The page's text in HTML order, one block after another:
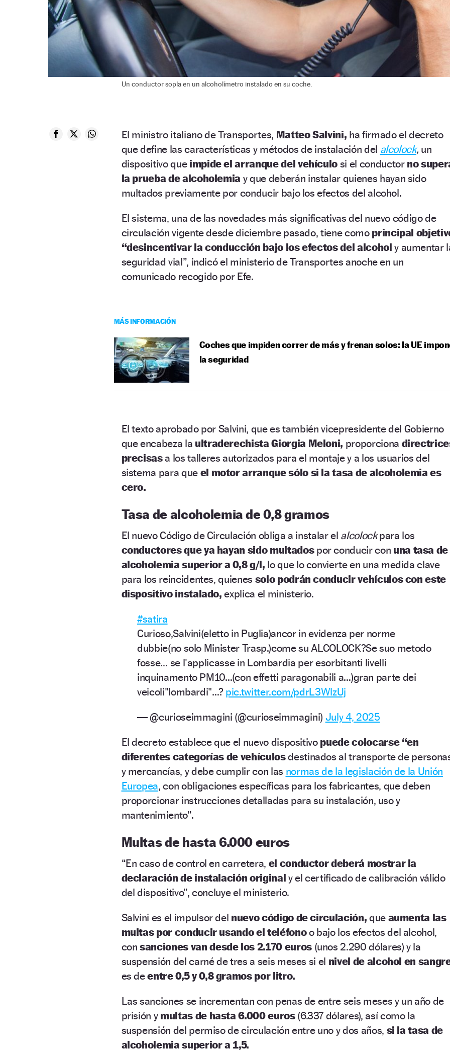
Un conductor sopla en un alcoholímetro instalado en su coche.
El ministro italiano de Transportes, Matteo Salvini, ha firmado el decreto
que define las características y métodos de instalación del alcolock, un
dispositivo que impide el arranque del vehículo si el conductor no
la prueba de alcoholemia y que deberán instalar quienes hayan sido
multados previamente por conducir bajo los efectos del alcohol.
El sistema, una de las novedades más significativas del nuevo código de
circulación vigente desde diciembre pasado, tiene como principal
“desincentivar la conducción bajo los efectos del alcoholy aumentar
seguridad vial”, indicó el ministerio de Transportes anoche en un
comunicado recogido por Efe.
MÁS INFORMACIÓN
Coches que impiden correr de más y frenan solos: la UE
la seguridad
El texto aprobado por Salvini, que es también vicepresidente del Gobierno
que encabeza la ultraderechista Giorgia Meloni, proporciona
precisasa los talleres autorizados para el montaje y a los usuarios del
sistema para que el motor arranque sólo si la tasa de alcoholemia es
cero.
Tasa de alcoholemia de 0,8 gramos
El nuevo Código de Circulación obliga a instalar el alcolockpara los
conductores que ya hayan sido multados por conducir con una tasa de
alcoholemia superior a 0,8 g/l, lo que lo convierte en una medida clave
para los reincidentes, quienes solo podrán conducir vehículos con este
dispositivo instalado, explica el ministerio.
#satira
Curioso,Salvini(eletto in Puglia)ancor in evidenza per norme
dubbie(no solo Minister Trasp.)come su ALCOLOCK?Se suo metodo
fosse… se l'applicasse in Lombardia per esorbitanti livelli
inquinamento PM10…(con effetti paragonabili a…)gran parte dei
veicoli"lombardi"…? pic.twitter.com/pdrL3WlzUj
— @curioseimmagini (@curioseimmagini) July 4, 2025
El decreto establece que el nuevo dispositivo puede colocarse “en
diferentes categorías de vehículosdestinados al transporte de
y mercancías, y debe cumplir con las normas de la legislación de la Unión
Europea, con obligaciones específicas para los fabricantes, que deben
proporcionar instrucciones detalladas para su instalación, uso y
mantenimiento”.
Multas de hasta 6.000 euros
“En caso de control en carretera, el conductor deberá mostrar la
declaración de instalación original y el certificado de calibración válido
del dispositivo”, concluye el ministerio.
Salvini es el impulsor del nuevo código de circulación, que aumenta las
multas por conducir usando el teléfonoo bajo los efectos del alcohol,
consanciones van desde los 2.170 euros (unos 2.290 dólares) y la
suspensión del carné de tres a seis meses si el nivel de alcohol en
es deentre 0,5 y 0,8 gramos por litro.
Las sanciones se incrementan con penas de entre seis meses y un año de
prisión y multas de hasta 6.000 euros (6.337 dólares), así como la
suspensión del permiso de circulación entre uno y dos años, si la tasa de
alcoholemia superior a 1,5.